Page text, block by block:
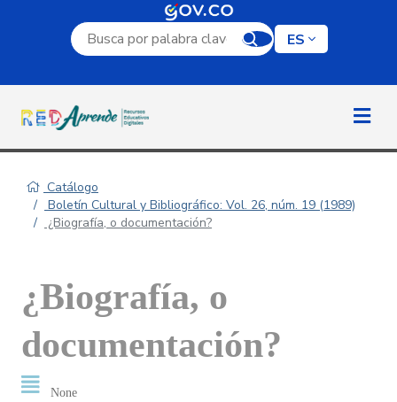
Campo de búsqueda por palabra clave
ES
Catálogo
Boletín Cultural y Bibliográfico: Vol. 26, núm. 19 (1989)
¿Biografía, o documentación?
¿Biografía, o
documentación?
None